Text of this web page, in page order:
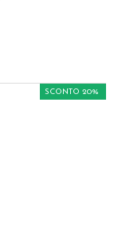
SCONTO 20%